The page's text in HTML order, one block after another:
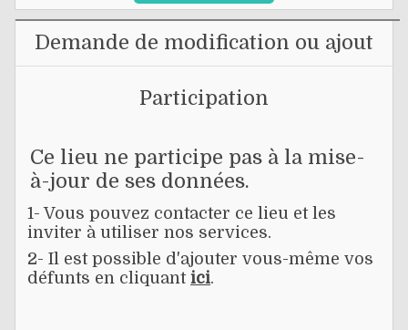
Demande de modification ou ajout
Participation
Ce lieu ne participe pas à la mise-
à-jour de ses données.
1- Vous pouvez contacter ce lieu et les
inviter à utiliser nos services.
2- Il est possible d'ajouter vous-même vos
défunts en cliquant ici.